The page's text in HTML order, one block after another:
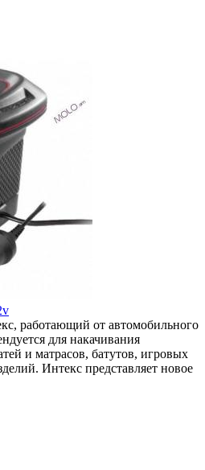
работающий от автомобильного
для накачивания
и матрасов, батутов, игровых
Интекс представляет новое